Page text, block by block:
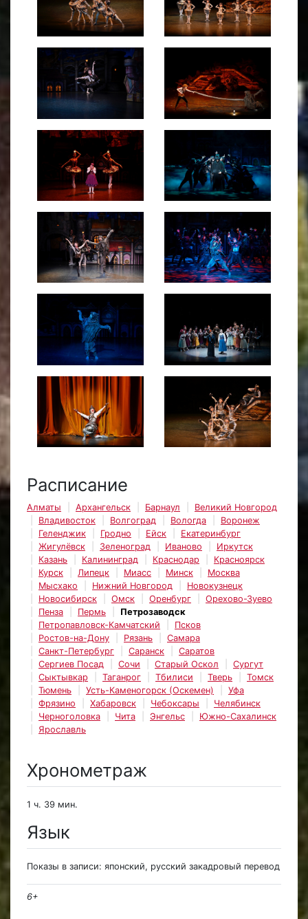
Расписание
Алматы Архангельск Барнаул
Великий Новгород
Владивосток
Волгоград Вологда
Воронеж
Геленджик
Гродно Ейск
Екатеринбург
Жигулёвск
Зеленоград Иваново
Иркутск
Казань
Калининград Краснодар
Красноярск
Курск
Липецк Миасс Минск
Москва
Мысхако
Нижний Новгород
Новокузнецк
Новосибирск
Омск Оренбург
Орехово-Зуево
Пенза
Пермь
Петрозаводск
Петропавловск-Камчатский
Псков
Ростов-на-Дону
Рязань
Самара
Санкт-Петербург
Саранск
Саратов
Сергиев Посад
Сочи Старый Оскол
Сургут
Сыктывкар
Таганрог Тбилиси Тверь
Томск
Тюмень
Усть-Каменогорск (Оскемен)
Уфа
Фрязино
Хабаровск Чебоксары
Челябинск
Черноголовка
Чита Энгельс
Южно-Сахалинск
Ярославль
Хронометраж
1 ч. 39 мин.
Язык
Показы в записи: японский, русский закадровый перевод
6+